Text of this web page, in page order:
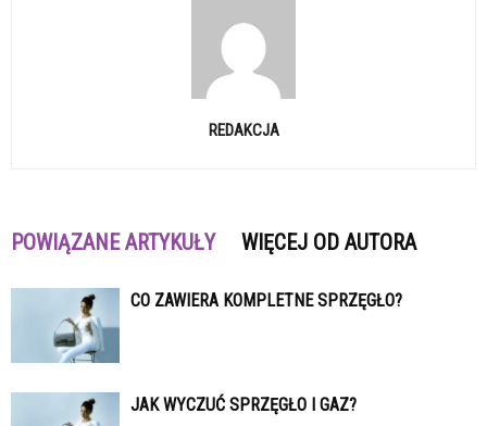
REDAKCJA
POWIĄZANE ARTYKUŁY WIĘCEJ OD AUTORA
CO ZAWIERA KOMPLETNE SPRZĘGŁO?
JAK WYCZUĆ SPRZĘGŁO I GAZ?